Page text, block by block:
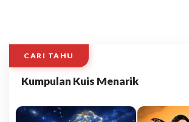
CARI TAHU
Kumpulan Kuis Menarik